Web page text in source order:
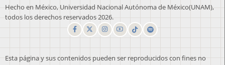
Hecho en México, Universidad Nacional Autónoma de México(UNAM),
todos los derechos reservados 2026.
Esta página y sus contenidos pueden ser reproducidos con fines no